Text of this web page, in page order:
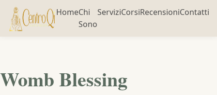
HomeChi
Sono
ServiziCorsiRecensioniContatti
Womb Blessing